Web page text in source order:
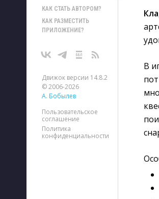
КАК СТАТЬ АВТОРОМ?
КАК РАЗМЕСТИТЬ
ПРИЛОЖЕНИЕ?
Движок версии 14.8.2
© 2006-2026
А. Бобылев
Пользовательское
соглашение
Политика
конфиденциальности
В